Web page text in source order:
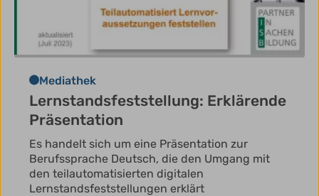
Mediathek
Lernstandsfeststellung: Erklärende
Präsentation
Es handelt sich um eine Präsentation zur
Berufssprache Deutsch, die den Umgang mit
den teilautomatisierten digitalen
Lernstandsfeststellungen erklärt